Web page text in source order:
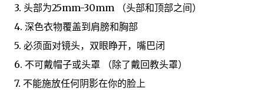
3. 头部为25mm-30mm （头部和顶部之间）
4. 深色衣物覆盖到肩膀和胸部
5. 必须面对镜头，双眼睁开，嘴巴闭
6. 不可戴帽子或头罩 （除了戴回教头罩）
7. 不能施放任何阴影在你的脸上